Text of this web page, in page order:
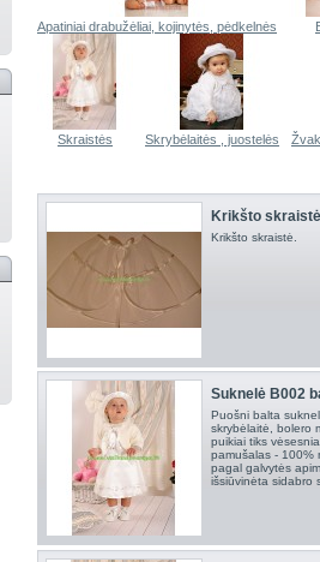
Apatiniai drabužėliai, kojinytės, pėdkelnės
Skraistės Skrybėlaitės , juostelės
Krikšto skraistė
Krikšto skraistė.
Suknelė B002
Puošni balta
skrybėlaitė, bolero
puikiai tiks
pamušalas - 100%
pagal galvytės
išsiūvinėta sidabro